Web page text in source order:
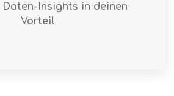
Daten-Insights in deinen
Vorteil